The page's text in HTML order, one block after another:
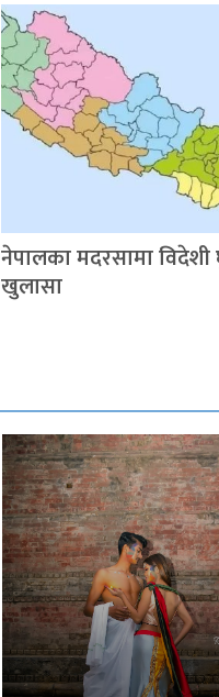
नेपालका मदरसामा
खुलासा